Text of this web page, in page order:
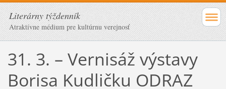
Literárny týždenník
Atraktívne médium pre kultúrnu verejnosť
31. 3. – Vernisáž výstavy
Borisa Kudličku ODRAZ